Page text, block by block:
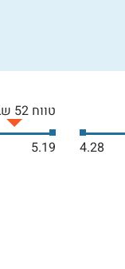
4.28
טווח 52 שבועות
5.19